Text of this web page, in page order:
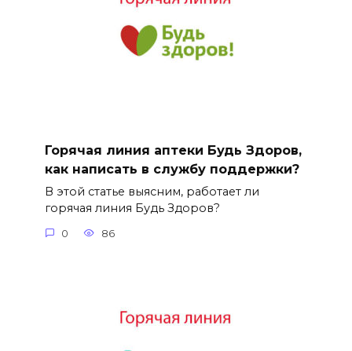
Горячая линия аптеки Будь Здоров,
как написать в службу поддержки?
В этой статье выясним, работает ли
горячая линия Будь Здоров?
0 86